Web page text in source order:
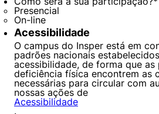
Presencial
On-line
Acessibilidade
O campus do Insper está em
padrões nacionais
acessibilidade, de forma que as
deficiência física encontrem as
necessárias para circular com
nossas ações de
Acessibilidade
.